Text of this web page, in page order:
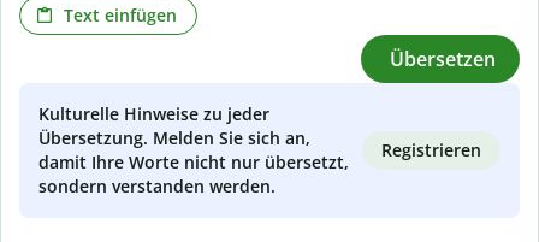
Text einfügen
Übersetzen
Kulturelle Hinweise zu jeder
Übersetzung. Melden Sie sich an,
damit Ihre Worte nicht nur übersetzt,
sondern verstanden werden.
Registrieren